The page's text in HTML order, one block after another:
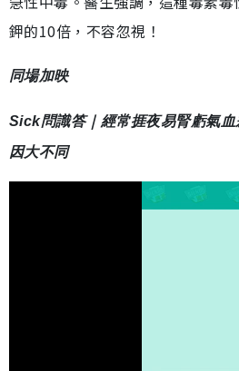
鉀的10倍，不容忽視！
同場加映
Sick問識答｜經常捱夜易腎虧氣
因大不同